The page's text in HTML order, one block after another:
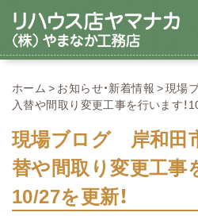
ホーム お知らせ・新着情報
現場
入替や間取り変更工事を行います！
現場ブログ 岸和田
替や間取り変更工事
10/27を更新！